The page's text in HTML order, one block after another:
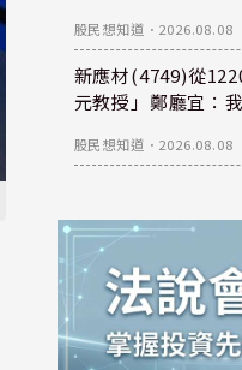
股民想知道 ． 2026.08.08
新應材(4749)從
元教授」鄭廳宜：
股民想知道 ． 2026.08.08